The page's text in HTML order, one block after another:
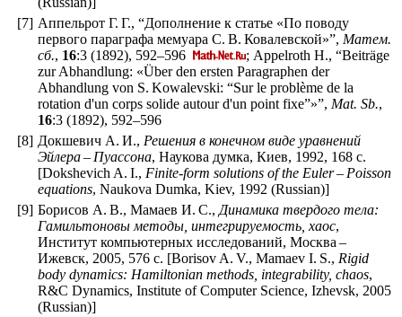
[7] Аппельрот Г. Г., “Дополнение к статье «По поводу
первого параграфа мемуара С. В. Ковалевской»”, Матем.
сб., 16:3 (1892), 592–596
; Appelroth H., “Beiträge
zur Abhandlung: «Über den ersten Paragraphen der
Abhandlung von S. Kowalevski: “Sur le problème de la
rotation d'un corps solide autour d'un point fixe”»”, Mat. Sb.,
16:3 (1892), 592–596
[8] Докшевич А. И., Решения в конечном виде уравнений
Эйлера – Пуассона, Наукова думка, Киев, 1992, 168 с.
[Dokshevich A. I., Finite-form solutions of the Euler – Poisson
equations, Naukova Dumka, Kiev, 1992 (Russian)]
[9] Борисов А. В., Мамаев И. С., Динамика твердого тела:
Гамильтоновы методы, интегрируемость, хаос,
Институт компьютерных исследований, Москва –
Ижевск, 2005, 576 с. [Borisov A. V., Mamaev I. S., Rigid
body dynamics: Hamiltonian methods, integrability, chaos,
R&C Dynamics, Institute of Computer Science, Izhevsk, 2005
(Russian)]